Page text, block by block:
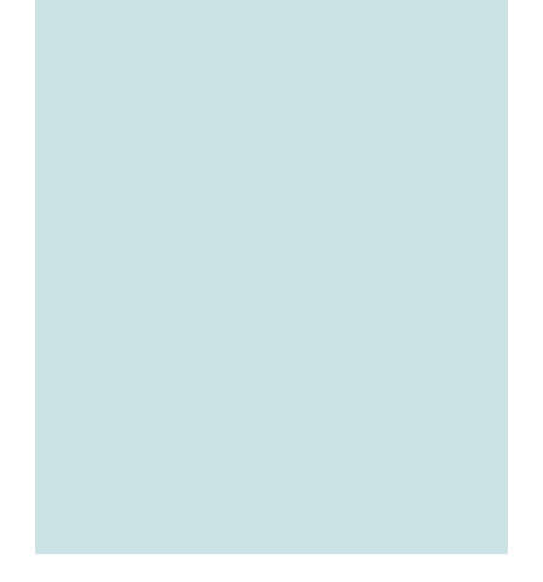
Jetzt Kontakt aufnehmen